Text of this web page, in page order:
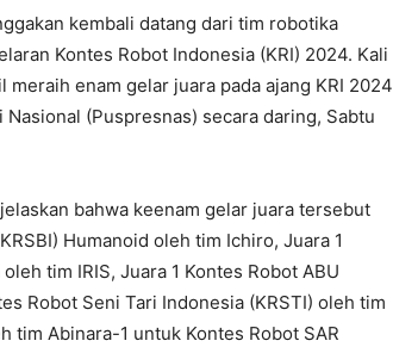
kembali datang dari tim robotika
Kontes Robot Indonesia (KRI) 2024. Kali
enam gelar juara pada ajang KRI 2024
(Puspresnas) secara daring, Sabtu
bahwa keenam gelar juara tersebut
Humanoid oleh tim Ichiro, Juara 1
tim IRIS, Juara 1 Kontes Robot ABU
Robot Seni Tari Indonesia (KRSTI) oleh tim
tim Abinara-1 untuk Kontes Robot SAR